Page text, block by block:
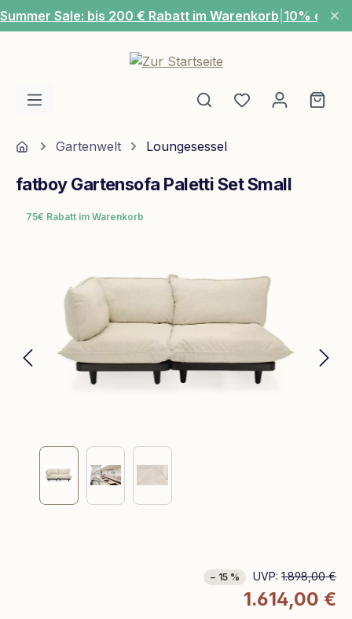
Zum Hauptinhalt springen
Summer Sale: bis 200 € Rabatt im Warenkorb 10% extra
Du hast 0
HomeGartenwelt Loungesessel
fatboy Gartensofa Paletti Set Small
75€ Rabatt im Warenkorb
− 15 % UVP: 1.898,00 €
1.614,00 €